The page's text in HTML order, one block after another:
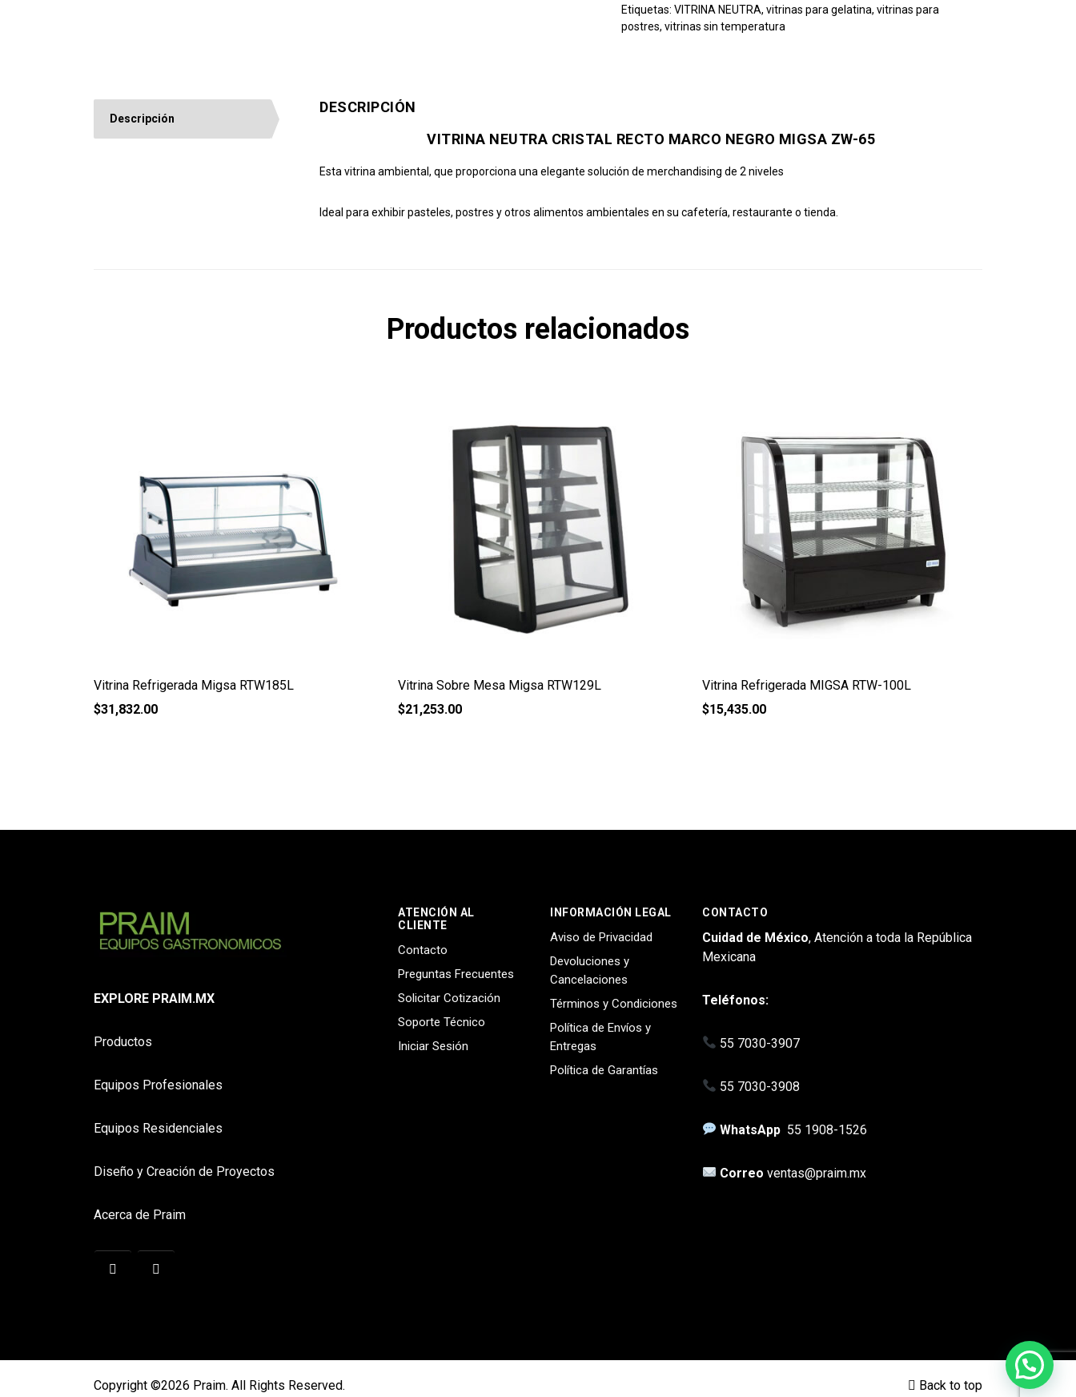
Etiquetas:VITRINA NEUTRA,vitrinas para gelatina,vitrinas para
postres,vitrinas sin temperatura
Descripción
DESCRIPCIÓN
VITRINA NEUTRA CRISTAL RECTO MARCO NEGRO MIGSA ZW-65
Esta vitrina ambiental, que proporciona una elegante solución de merchandising de 2 niveles
Ideal para exhibir pasteles, postres y otros alimentos ambientales en su cafetería, restaurante o tienda.
Productos relacionados
Vitrina Refrigerada Migsa RTW185L
$31,832.00
Vitrina Sobre Mesa Migsa RTW129L
$21,253.00
Vitrina Refrigerada MIGSA RTW-100L
$15,435.00
EXPLORE PRAIM.MX
Productos
Equipos Profesionales
Equipos Residenciales
Diseño y Creación de Proyectos
Acerca de Praim
ATENCIÓN AL
CLIENTE
Contacto
Preguntas Frecuentes
Solicitar Cotización
Soporte Técnico
Iniciar Sesión
INFORMACIÓN LEGAL
Aviso de Privacidad
Devoluciones y
Cancelaciones
Términos y Condiciones
Política de Envíos y
Entregas
Política de Garantías
CONTACTO
Cuidad de México, Atención a toda la República
Mexicana
Teléfonos:
55 7030-3907
55 7030-3908
WhatsApp 55 1908-1526
Correoventas@praim.mx
Copyright ©2026 Praim. All Rights Reserved. Back to top